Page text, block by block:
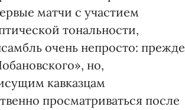
матчи с участием
тональности,
очень непросто: прежде
но,
кавказцам
просматриваться после